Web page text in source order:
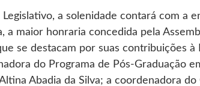
a solenidade contará com a
a maior honraria concedida pela
se destacam por suas contribuições à
do Programa de Pós-Graduação
Abadia da Silva; a coordenadora do